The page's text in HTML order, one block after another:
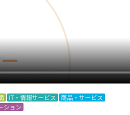
IT・情報サービス
商品・サービス
ション